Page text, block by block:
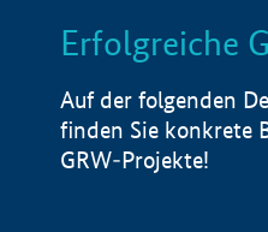
LISTE
Erfolgreiche
Auf der folgenden
finden Sie konkrete
GRW-Projekte!